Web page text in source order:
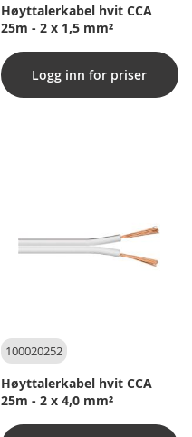
Høyttalerkabel hvit CCA
25m - 2 x 1,5 mm²
Logg inn for priser
100020252
Høyttalerkabel hvit CCA
25m - 2 x 4,0 mm²